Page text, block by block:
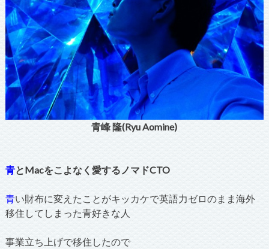
青峰 隆(Ryu Aomine)
青とMacをこよなく愛するノマドCTO
青い財布に変えたことがキッカケで英語力ゼロのまま海外
移住してしまった青好きな人
事業立ち上げで移住したので